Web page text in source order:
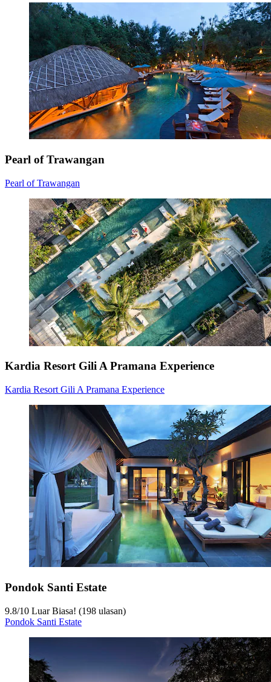
Pearl of Trawangan
Pearl of Trawangan
Kardia Resort Gili A Pramana Experience
Kardia Resort Gili A Pramana Experience
Pondok Santi Estate
9.8/10 Luar Biasa! (198 ulasan)
Pondok Santi Estate